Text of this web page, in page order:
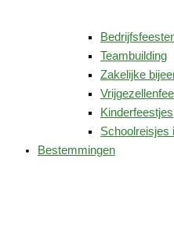
Teambuilding
Zakelijke
Kinderfeestjes
Schoolreisjes
Bestemmingen